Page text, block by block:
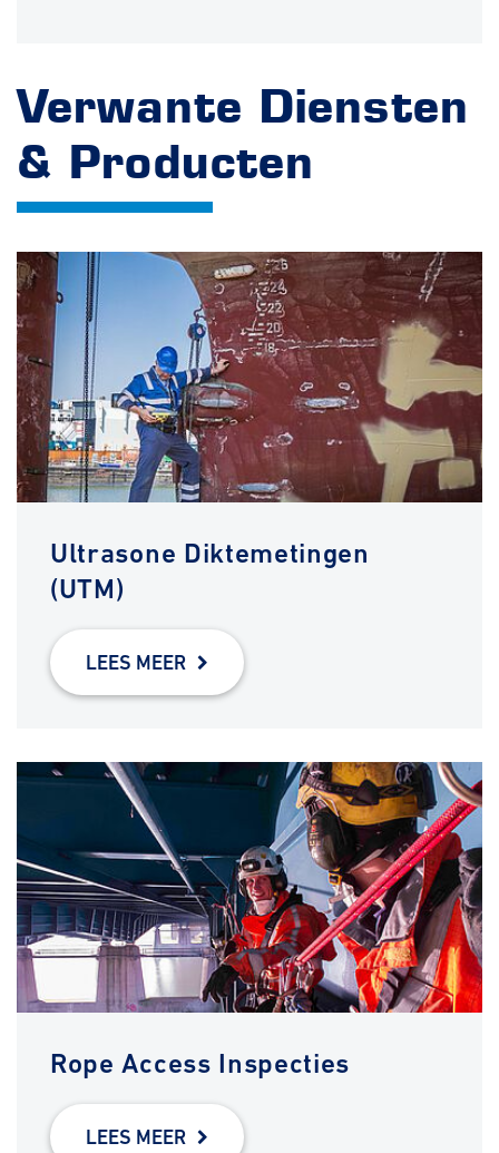
Verwante Diensten
& Producten
Ultrasone Diktemetingen
(UTM)
LEES MEER
Rope Access Inspecties
LEES MEER